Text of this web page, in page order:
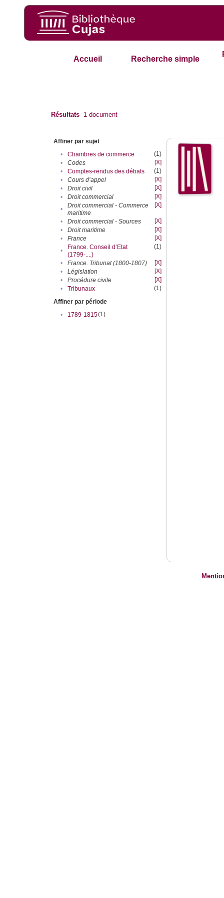
Accueil Recherche simple
Résultats 1 document
Affiner par sujet
•
Chambres de commerce
(1)
•
Codes
[X]
•
Comptes-rendus des débats
(1)
•
Cours d’appel
[X]
•
Droit civil
[X]
•
Droit commercial
[X]
•
Droit commercial - Commerce
maritime
[X]
• Droit commercial - Sources
[X]
•
Droit maritime
[X]
•
France
[X]
•
France. Conseil d’Etat
(1799-....)
(1)
• France. Tribunat (1800-1807)
[X]
•
Législation
[X]
•
Procédure civile
[X]
•
Tribunaux
(1)
Affiner par période
•
1789-1815(1)